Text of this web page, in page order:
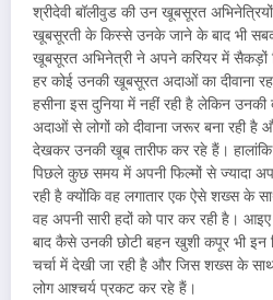
श्रीदेवी बॉलीवुड की उन खूबसूरत
खूबसूरती के किस्से उनके जाने के बाद भी
खूबसूरत अभिनेत्री ने अपने करियर में सैकड़ों
हर कोई उनकी खूबसूरत अदाओं का दीवाना
हसीना इस दुनिया में नहीं रही है लेकिन उनकी
अदाओं से लोगों को दीवाना जरूर बना रही
देखकर उनकी खूब तारीफ कर रहे हैं।
पिछले कुछ समय में अपनी फिल्मों से ज्यादा
रही है क्योंकि वह लगातार एक ऐसे शख्स के
वह अपनी सारी हदों को पार कर रही है।
बाद कैसे उनकी छोटी बहन खुशी कपूर भी इन
चर्चा में देखी जा रही है और जिस शख्स के
लोग आश्चर्य प्रकट कर रहे हैं।